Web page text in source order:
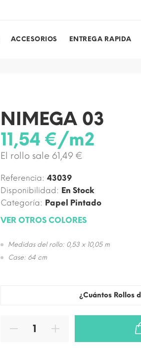
ACCESORIOS ENTREGA RAPIDA
NIMEGA 03
11,54 €/m2
El rollo sale 61,49 €
Referencia: 43039
Disponibilidad: En Stock
Categoría: Papel Pintado
VER OTROS COLORES
Medidas del rollo: 0,53 x 10,05 m
Case: 64 cm
¿Cuántos Rollos